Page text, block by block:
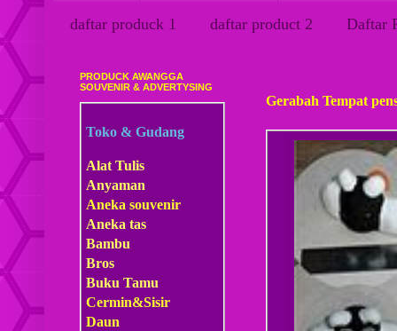
daftar produck 1 daftar product 2 Daftar
Gerabah Tempat
PRODUCK AWANGGA
SOUVENIR & ADVERTYSING
Toko & Gudang
Alat Tulis
Anyaman
Aneka souvenir
Aneka tas
Bambu
Bros
Buku Tamu
Cermin&Sisir
Daun